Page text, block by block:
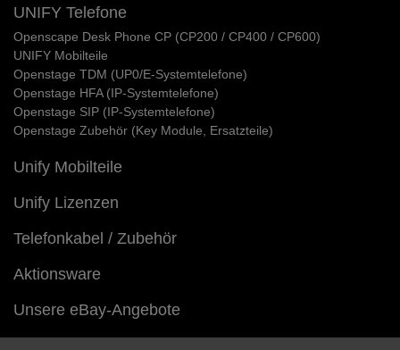
UNIFY Telefone
Openscape Desk Phone CP (CP200 / CP400 / CP600)
UNIFY Mobilteile
Openstage TDM (UP0/E-Systemtelefone)
Openstage HFA (IP-Systemtelefone)
Openstage SIP (IP-Systemtelefone)
Openstage Zubehör (Key Module, Ersatzteile)
Unify Mobilteile
Unify Lizenzen
Telefonkabel / Zubehör
Aktionsware
Unsere eBay-Angebote